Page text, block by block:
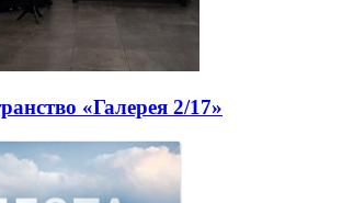
«Галерея 2/17»